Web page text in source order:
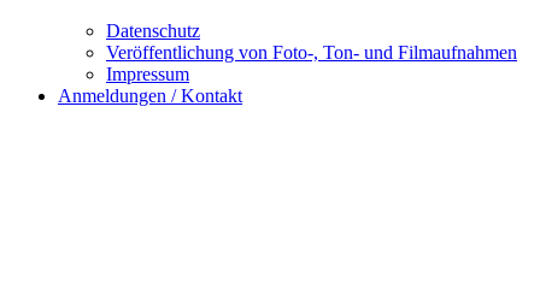
Datenschutz
Veröffentlichung von Foto-, Ton- und Filmaufnahmen
Impressum
Anmeldungen / Kontakt